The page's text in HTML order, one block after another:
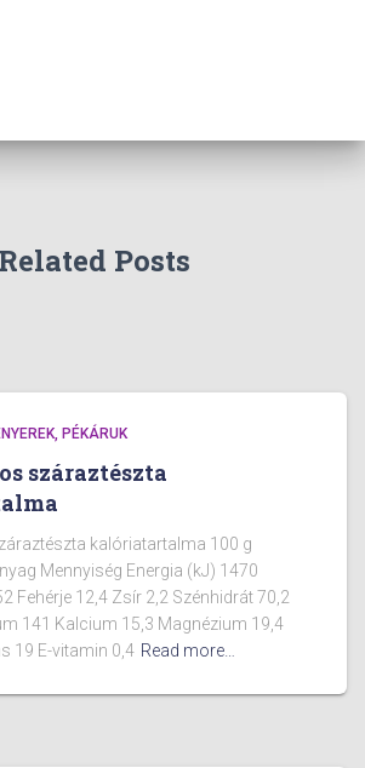
Related Posts
PÉKÁRUK
száraztészta
kalóriatartalma 100 g
Mennyiség Energia (kJ) 1470
Fehérje 12,4 Zsír 2,2 Szénhidrát 70,2
141 Kalcium 15,3 Magnézium 19,4
19 E-vitamin 0,4 Read more…